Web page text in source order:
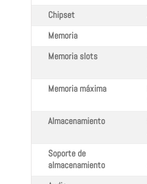
Chipset
Memoria
Memoria slots
Memoria máxima
Almacenamiento
Soporte de
almacenamiento